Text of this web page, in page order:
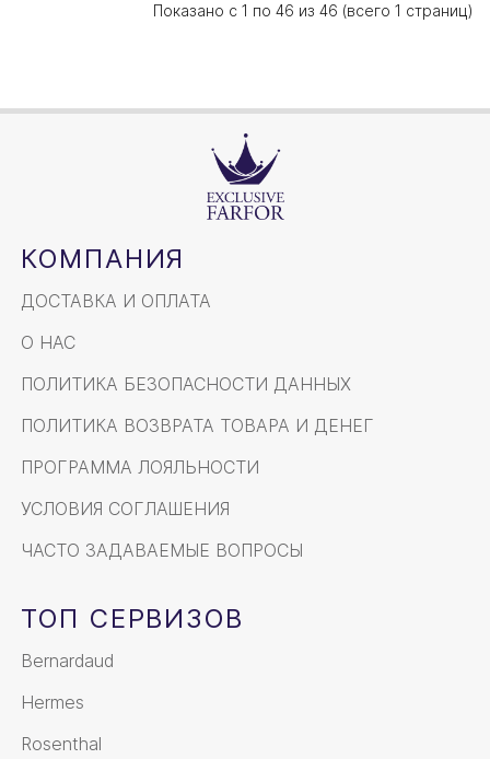
Показано с 1 по 46 из 46 (всего 1 страниц)
КОМПАНИЯ
ДОСТАВКА И ОПЛАТА
О НАС
ПОЛИТИКА БЕЗОПАСНОСТИ ДАННЫХ
ПОЛИТИКА ВОЗВРАТА ТОВАРА И ДЕНЕГ
ПРОГРАММА ЛОЯЛЬНОСТИ
УСЛОВИЯ СОГЛАШЕНИЯ
ЧАСТО ЗАДАВАЕМЫЕ ВОПРОСЫ
ТОП СЕРВИЗОВ
Bernardaud
Hermes
Rosenthal